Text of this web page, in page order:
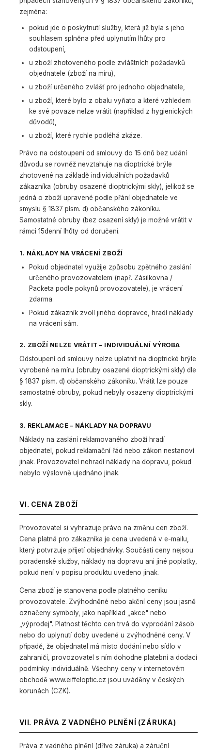
zejména:
pokud jde o poskytnutí služby, která již byla s jeho
souhlasem splněna před uplynutím lhůty pro
odstoupení,
u zboží zhotoveného podle zvláštních požadavků
objednatele (zboží na míru),
u zboží určeného zvlášť pro jednoho objednatele,
u zboží, které bylo z obalu vyňato a které vzhledem
ke své povaze nelze vrátit (například z hygienických
důvodů),
u zboží, které rychle podléhá zkáze.
Právo na odstoupení od smlouvy do 15 dnů bez udání
důvodu se rovněž nevztahuje na dioptrické brýle
zhotovené na základě individuálních požadavků
zákazníka (obruby osazené dioptrickými skly), jelikož se
jedná o zboží upravené podle přání objednatele ve
smyslu § 1837 písm. d) občanského zákoníku.
Samostatné obruby (bez osazení skly) je možné vrátit v
rámci 15denní lhůty od doručení.
1. NÁKLADY NA VRÁCENÍ ZBOŽÍ
Pokud objednatel využije způsobu zpětného zaslání
určeného provozovatelem (např. Zásilkovna /
Packeta podle pokynů provozovatele), je vrácení
zdarma.
Pokud zákazník zvolí jiného dopravce, hradí náklady
na vrácení sám.
2. ZBOŽÍ NELZE VRÁTIT – INDIVIDUÁLNÍ VÝROBA
Odstoupení od smlouvy nelze uplatnit na dioptrické brýle
vyrobené na míru (obruby osazené dioptrickými skly) dle
§ 1837 písm. d) občanského zákoníku. Vrátit lze pouze
samostatné obruby, pokud nebyly osazeny dioptrickými
skly.
3. REKLAMACE – NÁKLADY NA DOPRAVU
Náklady na zaslání reklamovaného zboží hradí
objednatel, pokud reklamační řád nebo zákon nestanoví
jinak. Provozovatel nehradí náklady na dopravu, pokud
nebylo výslovně ujednáno jinak.
VI. CENA ZBOŽÍ
Provozovatel si vyhrazuje právo na změnu cen zboží.
Cena platná pro zákazníka je cena uvedená v e-mailu,
který potvrzuje přijetí objednávky. Součástí ceny nejsou
poradenské služby, náklady na dopravu ani jiné poplatky,
pokud není v popisu produktu uvedeno jinak.
Cena zboží je stanovena podle platného ceníku
provozovatele. Zvýhodněné nebo akční ceny jsou jasně
označeny symboly, jako například „akce" nebo
„výprodej". Platnost těchto cen trvá do vyprodání zásob
nebo do uplynutí doby uvedené u zvýhodněné ceny. V
případě, že objednatel má místo dodání nebo sídlo v
zahraničí, provozovatel s ním dohodne platební a dodací
podmínky individuálně. Všechny ceny v internetovém
obchodě www.eiffeloptic.cz jsou uváděny v českých
korunách (CZK).
VII. PRÁVA Z VADNÉHO PLNĚNÍ (ZÁRUKA)
Práva z vadného plnění (dříve záruka) a záruční